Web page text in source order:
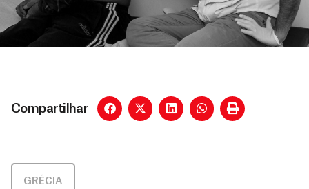
Compartilhar
GRÉCIA